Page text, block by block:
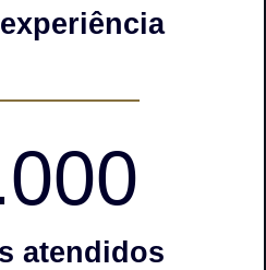
atendidos